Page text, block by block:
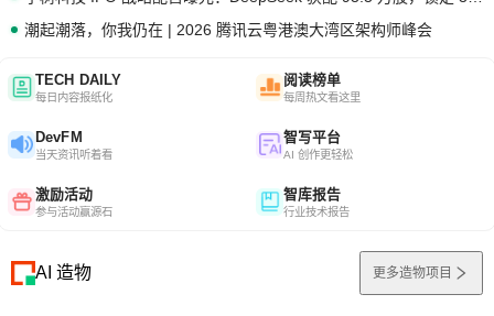
潮起潮落，你我仍在 | 2026 腾讯云粤港澳大湾区架构师峰会
TECH DAILY
每日内容报纸化
阅读榜单
每周热文看这里
DevFM
当天资讯听着看
智写平台
AI 创作更轻松
激励活动
参与活动赢源石
智库报告
行业技术报告
AI 造物 更多造物项目